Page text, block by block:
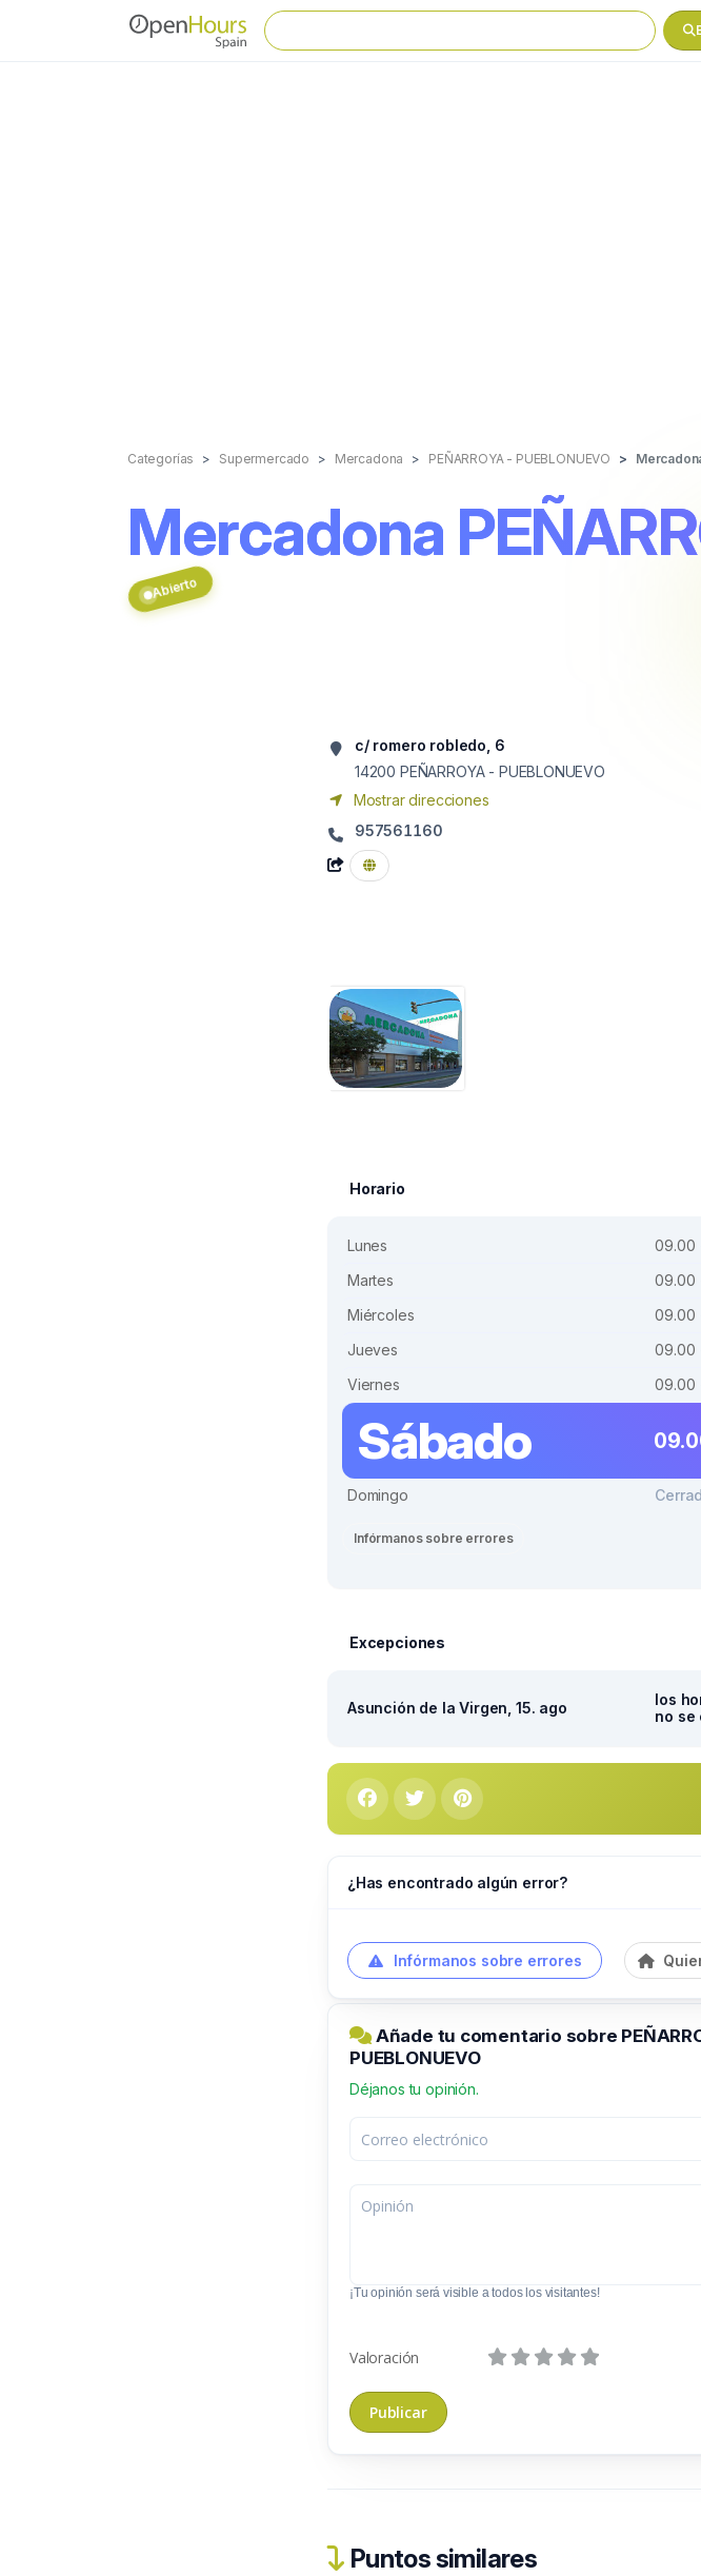
Categorías Supermercado Mercadona PEÑARROYA - PUEBLONUEVO
Mercadona
Abierto
c/ romero robledo, 6
14200 PEÑARROYA - PUEBLONUEVO
Mostrar direcciones
957561160
Horario
Lunes
09.00
Martes
09.00
Miércoles
09.00
Jueves
09.00
Viernes
09.00
Sábado
Domingo
Infórmanos sobre errores
Excepciones
Asunción de la Virgen, 15. ago
los
no se
¿Has encontrado algún error?
Infórmanos sobre errores
Añade tu comentario sobre
PUEBLONUEVO
Déjanos tu opinión.
¡Tu opinión será visible a todos los visitantes!
Valoración
Puntos similares